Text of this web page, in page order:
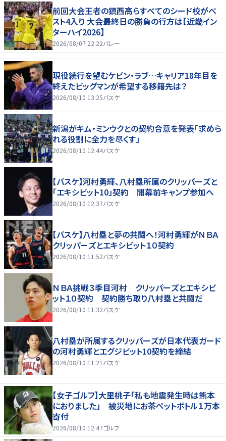
前回大会王者の鎮西高らすべてのシード校がベ
スト4入り 大会最終日の勝負の行方は【近畿イン
ターハイ2026】
2026/08/07 22:22バレー
現役続行を望むケビン・ラブ…キャリア18年目を
終えたビッグマンが希望する移籍先は？
2026/08/10 13:25バスケ
新潟がキム・ミンウクとの契約合意を発表「求めら
れる役割に全力を尽くす」
2026/08/10 12:44バスケ
【バスケ】河村勇輝、八村塁所属のクリッパーズと
「エキシビット10」契約 開幕前キャンプ参加へ
2026/08/10 12:37バスケ
【バスケ】八村塁と夢の共闘へ！河村勇輝がＮＢＡ
クリッパーズとエキシビット１０契約
2026/08/10 11:52バスケ
ＮＢＡ挑戦３季目河村 クリッパーズとエキシビ
ット１０契約 契約勝ち取り八村塁と共闘だ
2026/08/10 11:32バスケ
八村塁が所属するクリッパーズが日本代表ガード
の河村勇輝とエグジビット10契約を締結
2026/08/10 11:21 バスケ
【女子ゴルフ】大里桃子「私も地震発生時は熊本
におりました」 被災地にお茶ペットボトル１万本
寄付
2026/08/10 12:47ゴルフ